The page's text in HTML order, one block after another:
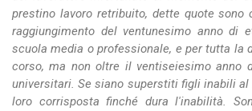
prestino lavoro retribuito, dette quote sono
raggiungimento del ventunesimo anno di
scuola media o professionale, e per tutta la
corso, ma non oltre il ventiseiesimo anno
universitari. Se siano superstiti figli inabili al
loro corrisposta finché dura l'inabilità.